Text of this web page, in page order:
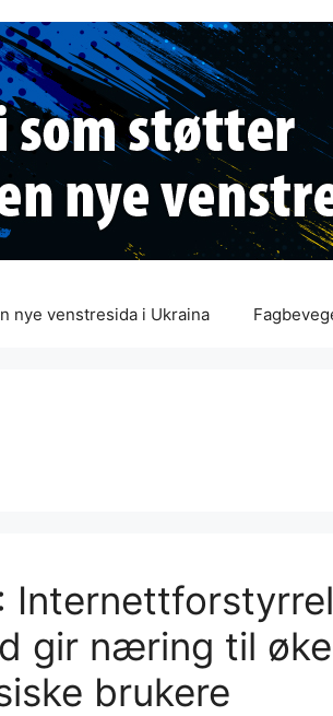
nye venstresida i Ukraina
gir næring til
brukere